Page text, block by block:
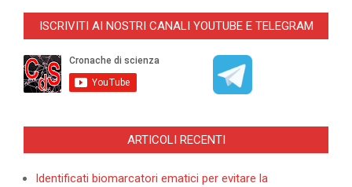
11-
ISCRIVITI AI NOSTRI CANALI YOUTUBE E TELEGRAM
ARTICOLI RECENTI
Identificati biomarcatori ematici per evitare la